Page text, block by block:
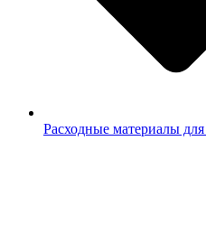
Расходные материалы